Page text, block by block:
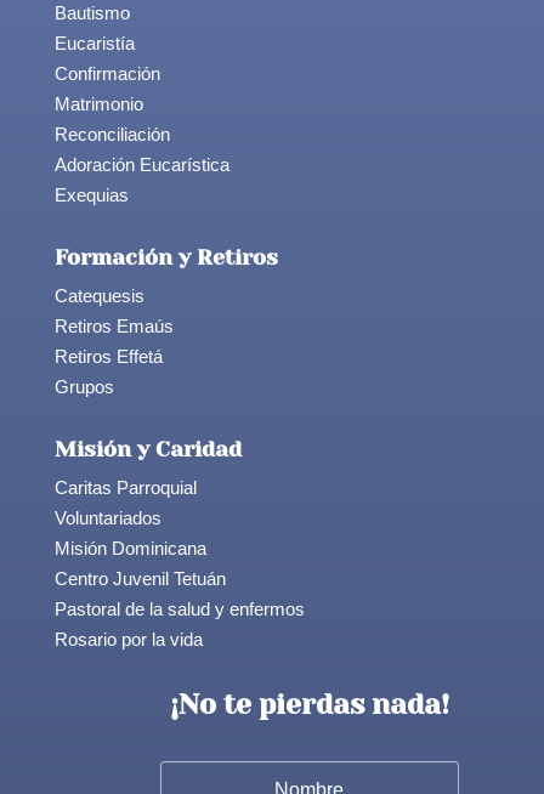
Bautismo
Eucaristía
Confirmación
Matrimonio
Reconciliación
Adoración Eucarística
Exequias
Formación y Retiros
Catequesis
Retiros Emaús
Retiros Effetá
Grupos
Misión y Caridad
Caritas Parroquial
Voluntariados
Misión Dominicana
Centro Juvenil Tetuán
Pastoral de la salud y enfermos
Rosario por la vida
¡No te pierdas nada!